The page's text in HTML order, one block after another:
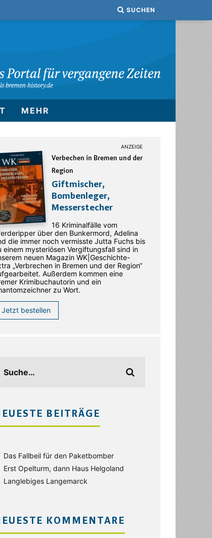
SUCHEN
MEHR
Verbechen in Bremen und der
Region
Giftmischer,
Bombenleger,
Messerstecher
16 Kriminalfälle vom
über den Bunkermord, Adelina
die immer noch vermisste Jutta Fuchs bis
einem mysteriösen Vergiftungsfall sind in
neuen Magazin WK|Geschichte-
„Verbrechen in Bremen und der Region“
Außerdem kommen eine
Krimibuchautorin und ein
zu Wort.
Jetzt bestellen
BEITRÄGE
Das Fallbeil für den Paketbomber
Erst Opelturm, dann Haus Helgoland
Langlebiges Langemarck
KOMMENTARE